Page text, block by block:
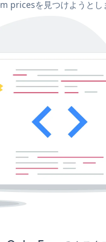
pricesを見つけようとし